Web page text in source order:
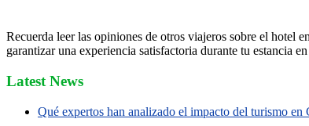
Recuerda leer las opiniones de otros viajeros sobre el hotel
garantizar una experiencia satisfactoria durante tu estancia
Latest News
Qué expertos han analizado el impacto del turismo